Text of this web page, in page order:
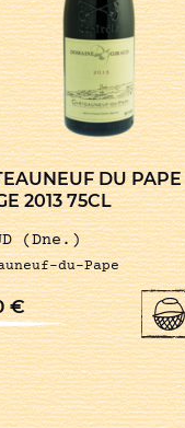
DU PAPE
2013 75CL
(Dne.)
du-Pape
€